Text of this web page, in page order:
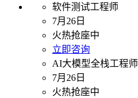
软件测试工程师
7月26日
火热抢座中
立即咨询
AI大模型全栈工程师
7月26日
火热抢座中